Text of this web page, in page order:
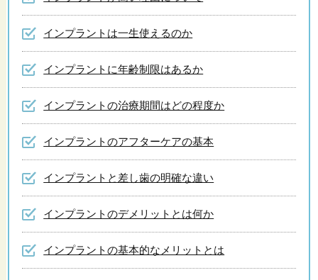
インプラントは一生使えるのか
インプラントに年齢制限はあるか
インプラントの治療期間はどの程度か
インプラントのアフターケアの基本
インプラントと差し歯の明確な違い
インプラントのデメリットとは何か
インプラントの基本的なメリットとは